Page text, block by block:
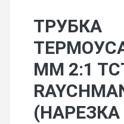
ТРУБКА
ММ 2:1